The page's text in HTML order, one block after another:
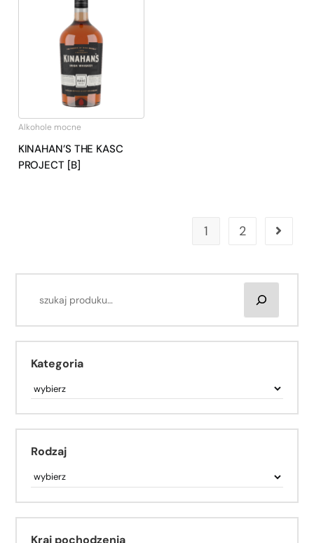
Alkohole mocne
KINAHAN’S THE KASC
PROJECT [B]
1 2
Kategoria
Rodzaj
Kraj pochodzenia